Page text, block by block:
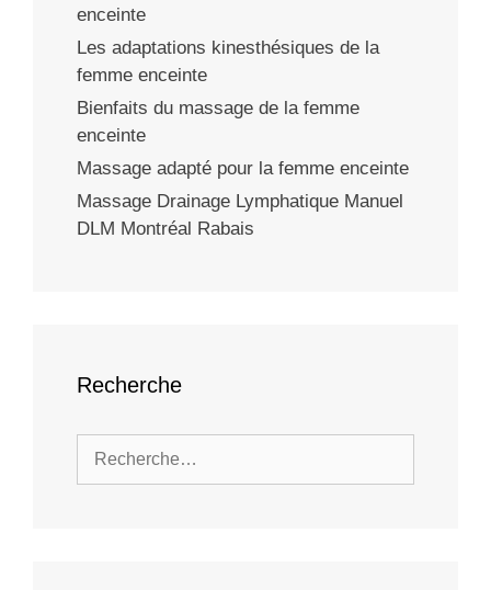
enceinte
Les adaptations kinesthésiques de la
femme enceinte
Bienfaits du massage de la femme
enceinte
Massage adapté pour la femme enceinte
Massage Drainage Lymphatique Manuel
DLM Montréal Rabais
Recherche